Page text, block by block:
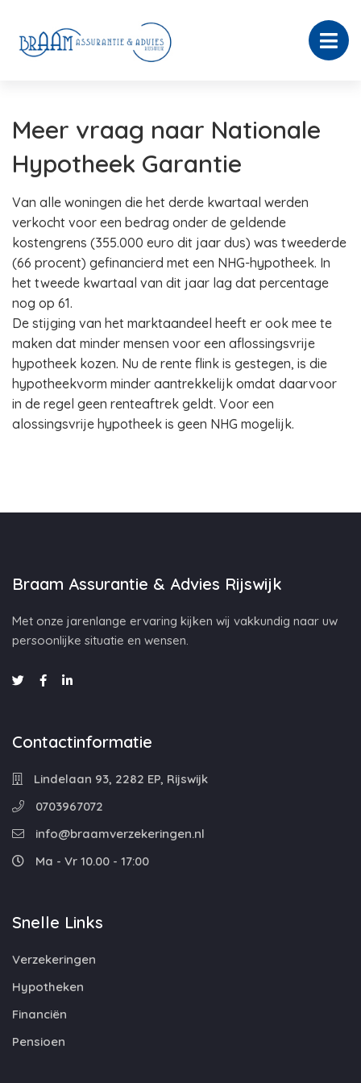
Meer vraag naar Nationale
Hypotheek Garantie
Van alle woningen die het derde kwartaal werden
verkocht voor een bedrag onder de geldende
kostengrens (355.000 euro dit jaar dus) was tweederde
(66 procent) gefinancierd met een NHG-hypotheek. In
het tweede kwartaal van dit jaar lag dat percentage
nog op 61.
De stijging van het marktaandeel heeft er ook mee te
maken dat minder mensen voor een aflossingsvrije
hypotheek kozen. Nu de rente flink is gestegen, is die
hypotheekvorm minder aantrekkelijk omdat daarvoor
in de regel geen renteaftrek geldt. Voor een
alossingsvrije hypotheek is geen NHG mogelijk.
Braam Assurantie & Advies Rijswijk
Met onze jarenlange ervaring kijken wij vakkundig naar uw
persoonlijke situatie en wensen.
Contactinformatie
Lindelaan 93, 2282 EP, Rijswijk
0703967072
info@braamverzekeringen.nl
Ma - Vr 10.00 - 17:00
Snelle Links
Verzekeringen
Hypotheken
Financiën
Pensioen